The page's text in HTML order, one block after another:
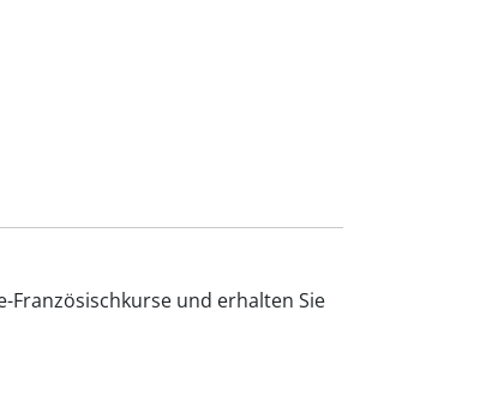
Französischkurse und erhalten Sie